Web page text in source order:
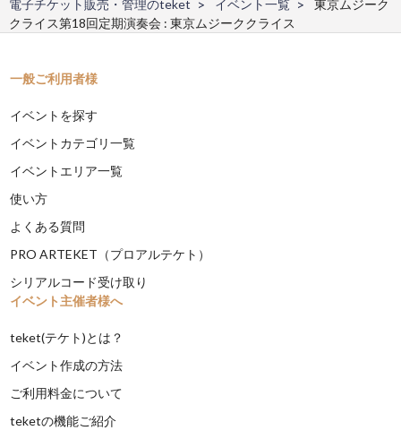
電子チケット販売・管理のteket イベント一覧
東京ムジーク
クライス第18回定期演奏会 : 東京ムジーククライス
一般ご利用者様
イベントを探す
イベントカテゴリ一覧
イベントエリア一覧
使い方
よくある質問
PRO ARTEKET（プロアルテケト）
シリアルコード受け取り
イベント主催者様へ
teket(テケト)とは？
イベント作成の方法
ご利用料金について
teketの機能ご紹介